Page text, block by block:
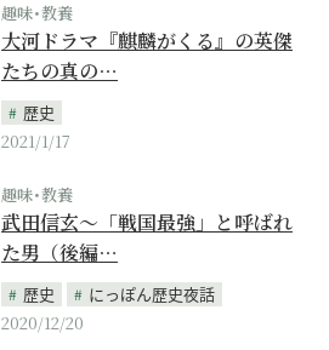
趣味･教養
大河ドラマ『麒麟がくる』の英傑
たちの真の…
歴史
2021/1/17
趣味･教養
武田信玄～「戦国最強」と呼ばれ
た男（後編…
歴史
にっぽん歴史夜話
2020/12/20